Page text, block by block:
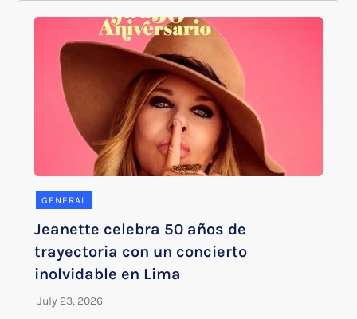
GENERAL
Jeanette celebra 50 años de
trayectoria con un concierto
inolvidable en Lima